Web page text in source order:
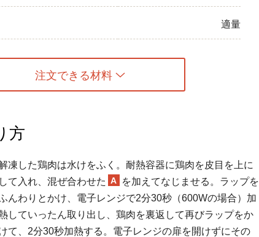
適量
注文できる材料
方
凍した鶏肉は水けをふく。耐熱容器に鶏肉を皮目を上に
して入れ、混ぜ合わせた A
を加えてなじませる。ラップを
んわりとかけ、電子レンジで2分30秒（600Wの場合）加
していったん取り出し、鶏肉を裏返して再びラップをか
て、2分30秒加熱する。電子レンジの扉を開けずにその